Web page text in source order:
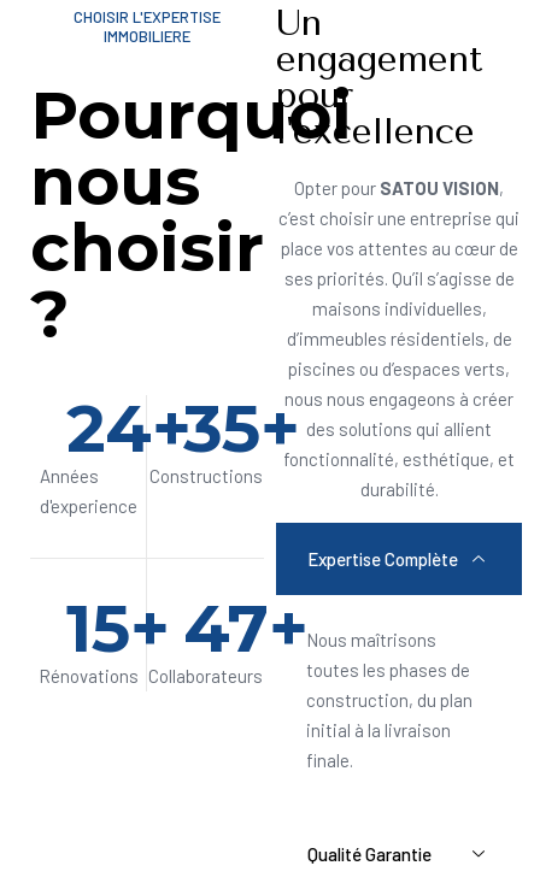
CHOISIR L'EXPERTISE
IMMOBILIERE
Pourquoi
nous
choisir
?
Années
d'experience
24+
Constructions
35+
Rénovations
15+
Collaborateurs
47+
Un
engagement
pour
l'excellence
Opter pour SATOU VISION,
c’est choisir une entreprise qui
place vos attentes au cœur de
ses priorités. Qu’il s’agisse de
maisons individuelles,
d’immeubles résidentiels, de
piscines ou d’espaces verts,
nous nous engageons à créer
des solutions qui allient
fonctionnalité, esthétique, et
durabilité.
Expertise Complète
Nous maîtrisons
toutes les phases de
construction, du plan
initial à la livraison
finale.
Qualité Garantie